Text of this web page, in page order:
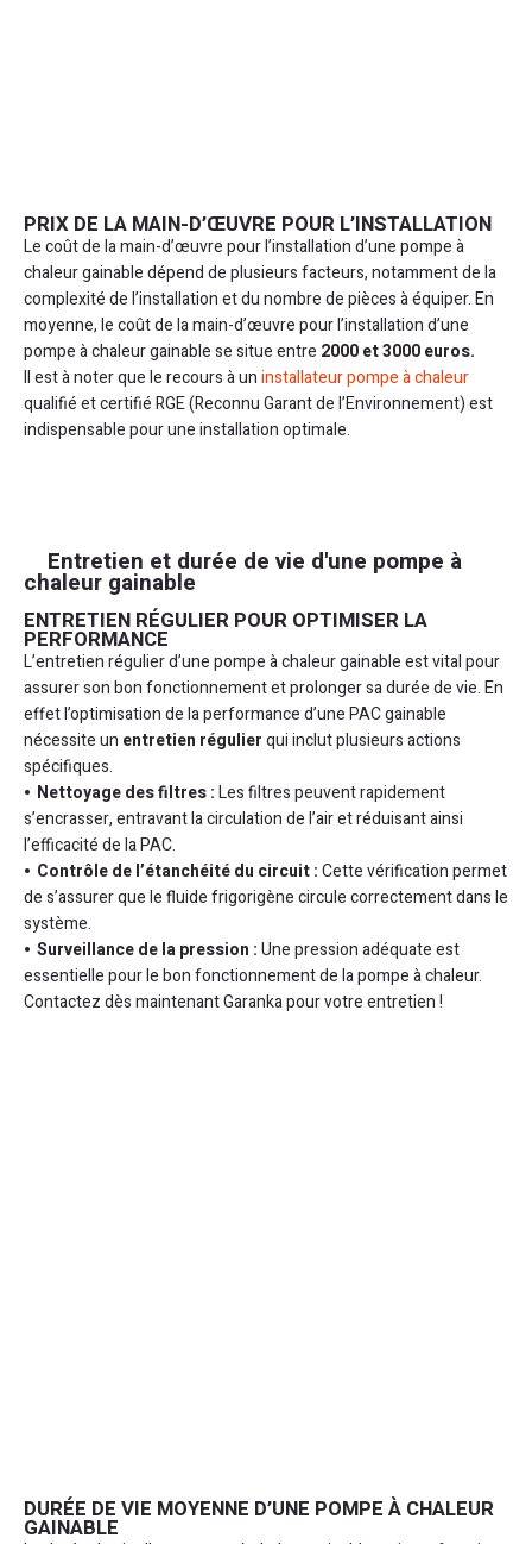
PRIX DE LA MAIN-D’ŒUVRE POUR L’INSTALLATION
Le coût de la main-d’œuvre pour l’installation d’une pompe à
chaleur gainable dépend de plusieurs facteurs, notamment de la
complexité de l’installation et du nombre de pièces à équiper. En
moyenne, le coût de la main-d’œuvre pour l’installation d’une
pompe à chaleur gainable se situe entre 2000 et 3000 euros.
Il est à noter que le recours à uninstallateur pompe à chaleur
qualifié et certifié RGE (Reconnu Garant de l’Environnement) est
indispensable pour une installation optimale.
Entretien et durée de vie d'une pompe à
chaleur gainable
ENTRETIEN RÉGULIER POUR OPTIMISER LA
PERFORMANCE
L’entretien régulier d’une pompe à chaleur gainable est vital pour
assurer son bon fonctionnement et prolonger sa durée de vie. En
effet l’optimisation de la performance d’une PAC gainable
nécessite un entretien régulierqui inclut plusieurs actions
spécifiques.
Nettoyage des filtres :Les filtres peuvent rapidement
s’encrasser, entravant la circulation de l’air et réduisant ainsi
l’efficacité de la PAC.
Contrôle de l’étanchéité du circuit :Cette vérification permet
de s’assurer que le fluide frigorigène circule correctement dans le
système.
Surveillance de la pression :Une pression adéquate est
essentielle pour le bon fonctionnement de la pompe à chaleur.
Contactez dès maintenant Garanka pour votre entretien !
DURÉE DE VIE MOYENNE D’UNE POMPE À CHALEUR
GAINABLE